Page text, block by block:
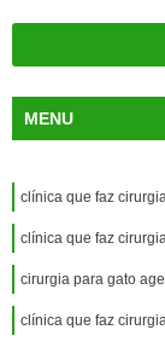
MENU
clínica que faz
clínica que faz
cirurgia para gato
clínica que faz